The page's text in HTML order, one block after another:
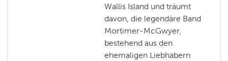
Wallis Island und träumt
davon, die legendäre Band
Mortimer-McGwyer,
bestehend aus den
ehemaligen Liebhabern